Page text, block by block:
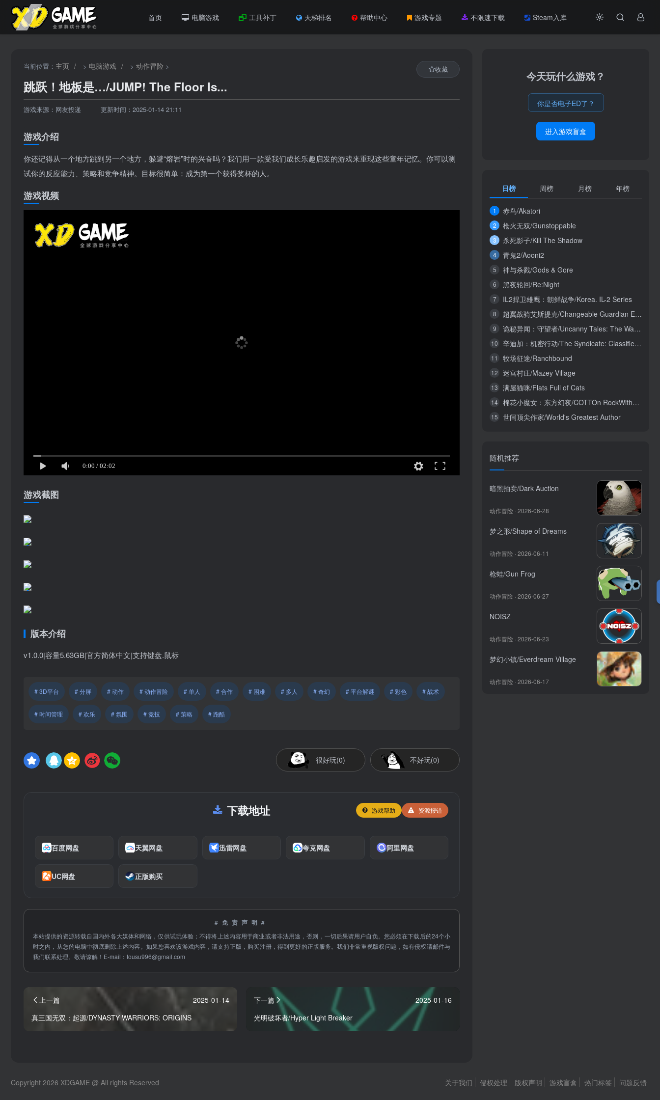
首页 电脑游戏 工具补丁 天梯排名 帮助中心 游戏专题 不限速下载 Steam入库
当前位置： 主页 / > 电脑游戏 / > 动作冒险 >
跳跃！地板是…/JUMP! The Floor Is...
游戏来源：网友投递 更新时间：2025-01-14 21:11
收藏
游戏介绍
你还记得从一个地方跳到另一个地方，躲避“熔岩”时的兴奋吗？我们用一款受我们成长乐趣启发的游戏来重现这些童年记忆。你可以测
试你的反应能力、策略和竞争精神。目标很简单：成为第一个获得奖杯的人。
游戏视频
游戏截图
版本介绍
v1.0.0|容量5.63GB|官方简体中文|支持键盘.鼠标
# 3D平台 # 分屏 # 动作 # 动作冒险 # 单人 # 合作 # 困难 # 多人 # 奇幻 # 平台解谜 # 彩色 # 战术
# 时间管理 # 欢乐 # 氛围 # 竞技 # 策略 # 跑酷
很好玩(0) 不好玩(0)
下载地址 游戏帮助 资源报错
百度网盘 天翼网盘 迅雷网盘 夸克网盘 阿里网盘
UC网盘 正版购买
#免责声明#
本站提供的资源转载自国内外各大媒体和网络，仅供试玩体验；不得将上述内容用于商业或者非法用途，否则，一切后果请用户自负。您必须在下载后的24个小
时之内，从您的电脑中彻底删除上述内容。如果您喜欢该游戏内容，请支持正版，购买注册，得到更好的正版服务。我们非常重视版权问题，如有侵权请邮件与
我们联系处理。敬请谅解！E-mail： tousu996@gmail.com
上一篇
2025-01-14
真三国无双：起源/DYNASTY WARRIORS: ORIGINS
下一篇
2025-01-16
光明破坏者/Hyper Light Breaker
今天玩什么游戏？
你是否电子ED了？
进入游戏盲盒
日榜 周榜 月榜 年榜
1 赤鸟/Akatori
2 枪火无双/Gunstoppable
3 杀死影子/Kill The Shadow
4 青鬼2/Aooni2
5 神与杀戮/Gods & Gore
6 黑夜轮回/Re:Night
7 IL2捍卫雄鹰：朝鲜战争/Korea. IL-2 Series
8 超翼战骑艾斯提克/Changeable Guardian ESTIQUE
9 诡秘异闻：守望者/Uncanny Tales: The Watcher
10 辛迪加：机密行动/The Syndicate: Classified Operations
11 牧场征途/Ranchbound
12 迷宫村庄/Mazey Village
13 满屋猫咪/Flats Full of Cats
14 棉花小魔女：东方幻夜/COTTOn RockWithYou -ORIENTAL NIGHT DREAMS-
15 世间顶尖作家/World's Greatest Author
随机推荐
暗黑拍卖/Dark Auction
动作冒险 · 2026-06-28
梦之形/Shape of Dreams
动作冒险 · 2026-06-11
枪蛙/Gun Frog
动作冒险 · 2026-06-27
NOISZ
动作冒险 · 2026-06-23
梦幻小镇/Everdream Village
动作冒险 · 2026-06-17
Copyright 2026 XDGAME @ All rights Reserved 关于我们 侵权处理 版权声明 游戏盲盒 热门标签 问题反馈